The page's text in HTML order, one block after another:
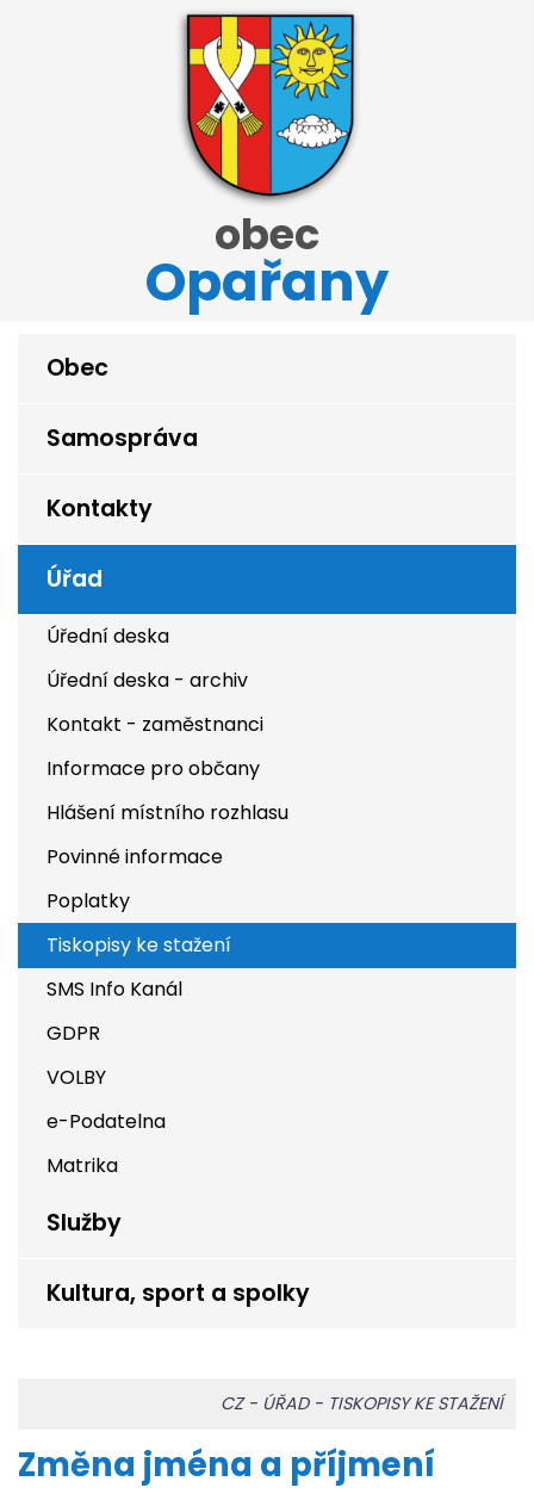
obec
Opařany
Obec
Samospráva
Kontakty
Úřad
Úřední deska
Úřední deska - archiv
Kontakt - zaměstnanci
Informace pro občany
Hlášení místního rozhlasu
Povinné informace
Poplatky
Tiskopisy ke stažení
SMS Info Kanál
GDPR
VOLBY
e-Podatelna
Matrika
Služby
Kultura, sport a spolky
CZ- ÚŘAD- TISKOPISY KE STAŽENÍ
Změna jména a příjmení